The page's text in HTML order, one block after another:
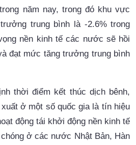
trong năm nay, trong đó khu vực
trưởng trung bình là -2.6% trong
nền kinh tế các nước sẽ hồi
đạt mức tăng trưởng trung bình
thời điểm kết thúc dịch bênh
xuất ở một số quốc gia là tín hiệu
động tái khởi động nền kinh tế
chóng ở các nước Nhật Bản, Hàn